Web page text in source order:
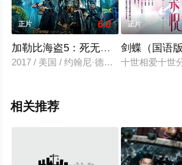
正片 6.0
加勒比海盗5：死无对证 （国语版）
2017 / 美国 / 约翰尼·德普,布伦顿·思韦茨,
正片
剑蝶（国语版
十世相爱十世
相关推荐